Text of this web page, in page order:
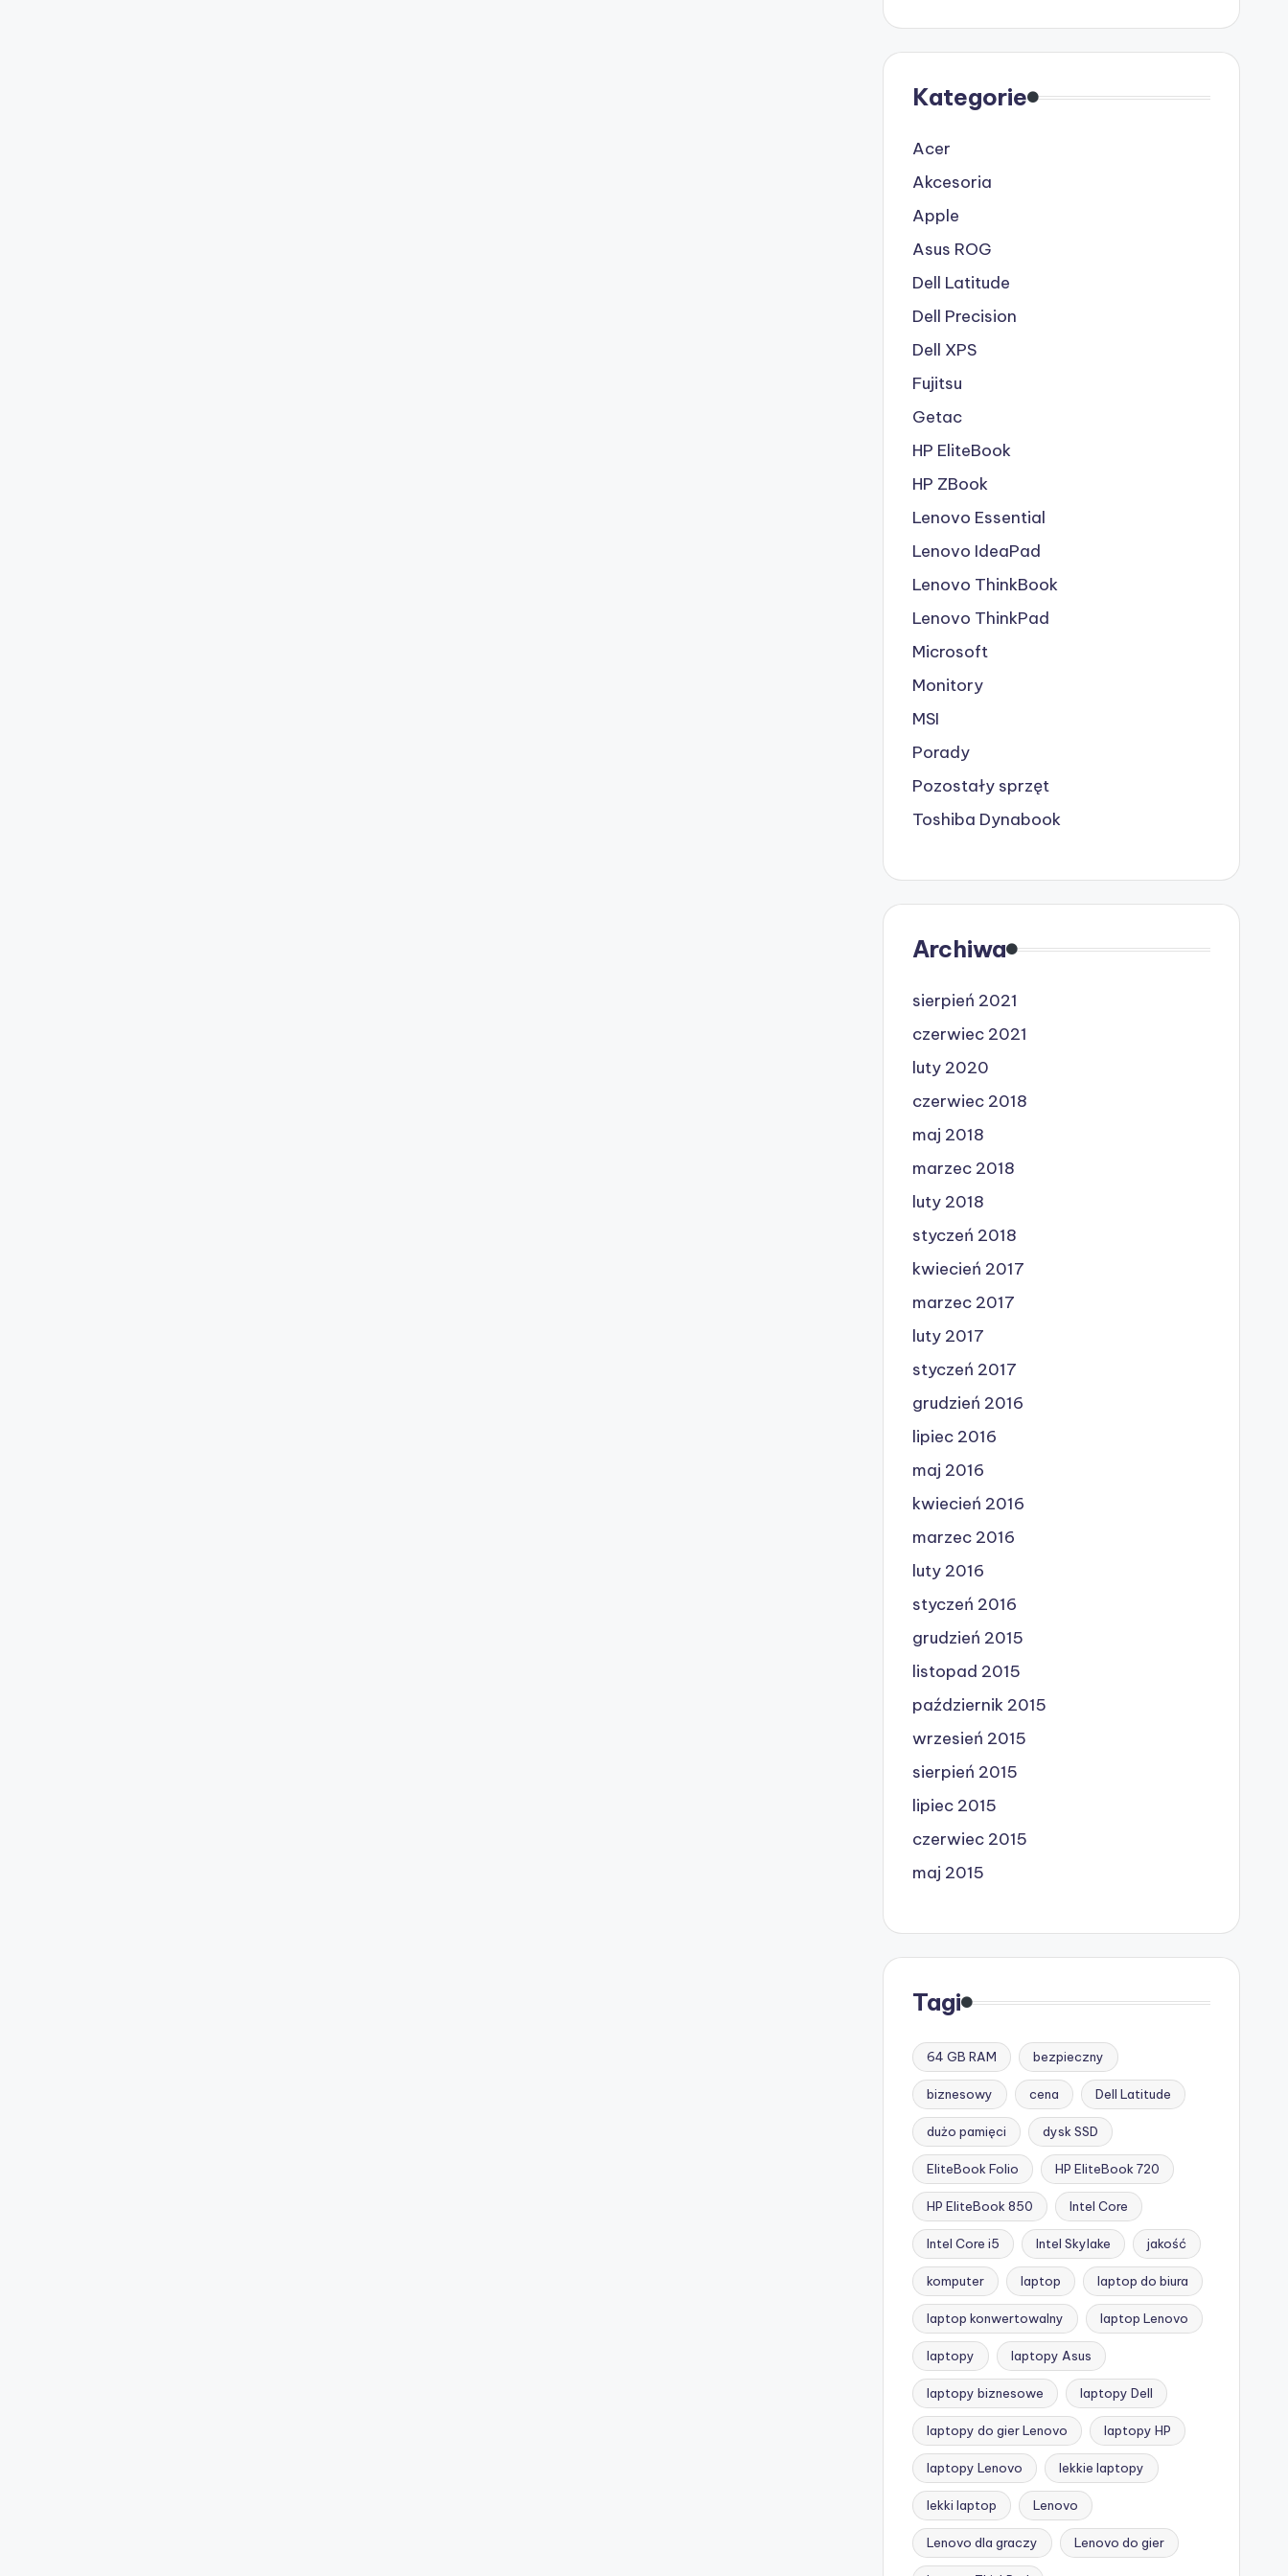
Kategorie
Acer
Akcesoria
Apple
Asus ROG
Dell Latitude
Dell Precision
Dell XPS
Fujitsu
Getac
HP EliteBook
HP ZBook
Lenovo Essential
Lenovo IdeaPad
Lenovo ThinkBook
Lenovo ThinkPad
Microsoft
Monitory
MSI
Porady
Pozostały sprzęt
Toshiba Dynabook
Archiwa
sierpień 2021
czerwiec 2021
luty 2020
czerwiec 2018
maj 2018
marzec 2018
luty 2018
styczeń 2018
kwiecień 2017
marzec 2017
luty 2017
styczeń 2017
grudzień 2016
lipiec 2016
maj 2016
kwiecień 2016
marzec 2016
luty 2016
styczeń 2016
grudzień 2015
listopad 2015
październik 2015
wrzesień 2015
sierpień 2015
lipiec 2015
czerwiec 2015
maj 2015
Tagi
64 GB RAM bezpieczny
biznesowy cena Dell Latitude
dużo pamięci dysk SSD
EliteBook Folio HP EliteBook 720
HP EliteBook 850 Intel Core
Intel Core i5 Intel Skylake jakość
komputer laptop laptop do biura
laptop konwertowalny laptop Lenovo
laptopy laptopy Asus
laptopy biznesowe laptopy Dell
laptopy do gier Lenovo laptopy HP
laptopy Lenovo lekkie laptopy
lekki laptop Lenovo
Lenovo dla graczy Lenovo do gier